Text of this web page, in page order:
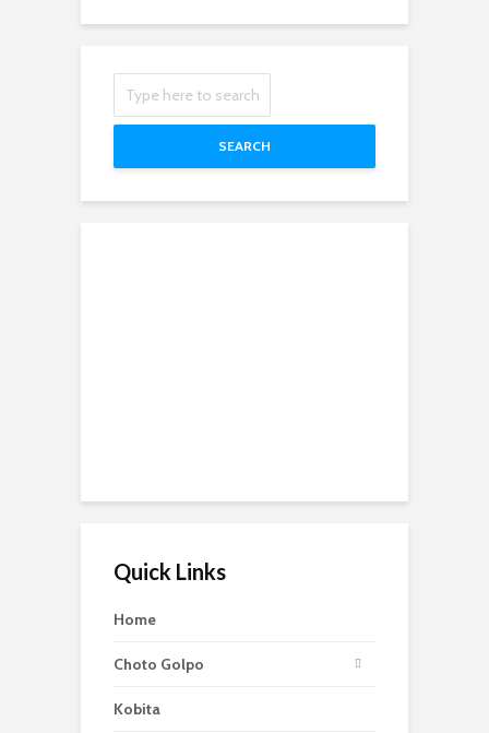
SEARCH
Quick Links
Home
Choto Golpo
Kobita